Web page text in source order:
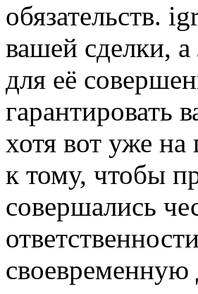
обязательств.
вашей сделки,
для её
гарантировать
хотя вот уже
к тому, чтобы
совершались
своевременную